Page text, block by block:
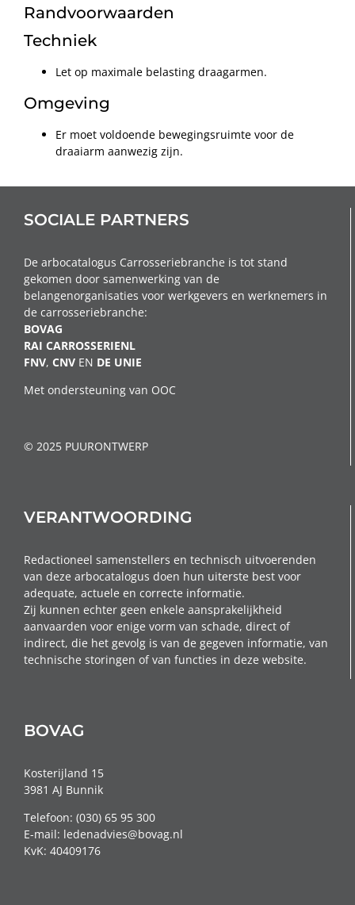
Randvoorwaarden
Techniek
Let op maximale belasting draagarmen.
Omgeving
Er moet voldoende bewegingsruimte voor de
draaiarm aanwezig zijn.
SOCIALE PARTNERS
De arbocatalogus Carrosseriebranche is tot stand
gekomen door samenwerking van de
belangenorganisaties voor werkgevers en werknemers in
de carrosseriebranche:
BOVAG
RAI CARROSSERIENL
FNV, CNV EN DE UNIE
Met ondersteuning van OOC
© 2025 PUURONTWERP
VERANTWOORDING
Redactioneel samenstellers en technisch uitvoerenden
van deze arbocatalogus doen hun uiterste best voor
adequate, actuele en correcte informatie.
Zij kunnen echter geen enkele aansprakelijkheid
aanvaarden voor enige vorm van schade, direct of
indirect, die het gevolg is van de gegeven informatie, van
technische storingen of van functies in deze website.
BOVAG
Kosterijland 15
3981 AJ Bunnik
Telefoon: (030) 65 95 300
E-mail: ledenadvies@bovag.nl
KvK: 40409176